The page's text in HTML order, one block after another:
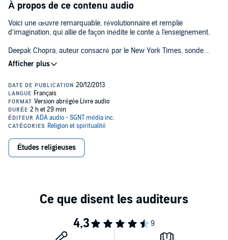
À propos de ce contenu audio
Voici une œuvre remarquable, révolutionnaire et remplie
d'imagination, qui allie de façon inédite le conte à l'enseignement.
Deepak Chopra, auteur consacré par le New York Times, sonde
l'évolution de Dieu à travers la vie de 10 prophètes, saints,
mystiques et martyrs de l'histoire touchés par une puissance
transformation. Dans ce nouvel enregistrement, Chopra met en
scène les grands moments des plus célèbres sages de notre
monde et révèle autant de leçons universelles sur la véritable
nature de Dieu. Ces visionnaires ont entraîné le genre humain sur
des chemins inconnus et Chopra nous invite à redécouvrir leurs
une compréhension profonde et bouleversante de ce qu'est la
croyance, le pouvoir de la foi et de l'esprit, qui réside en chacun
Études religieuses